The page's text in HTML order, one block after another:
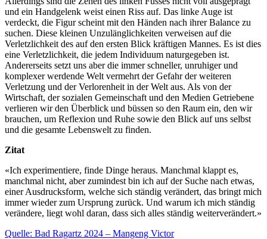
und ein Handgelenk weist einen Riss auf. Das linke Auge ist
verdeckt, die Figur scheint mit den Händen nach ihrer Balance zu
suchen. Diese kleinen Unzulänglichkeiten verweisen auf die
Verletzlichkeit des auf den ersten Blick kräftigen Mannes. Es ist dies
eine Verletzlichkeit, die jedem Individuum naturgegeben ist.
Andererseits setzt uns aber die immer schneller, unruhiger und
komplexer werdende Welt vermehrt der Gefahr der weiteren
Verletzung und der Verlorenheit in der Welt aus. Als von der
Wirtschaft, der sozialen Gemeinschaft und den Medien Getriebene
verlieren wir den Überblick und büssen so den Raum ein, den wir
brauchen, um Reflexion und Ruhe sowie den Blick auf uns selbst
und die gesamte Lebenswelt zu finden.
Zitat
«Ich experimentiere, finde Dinge heraus. Manchmal klappt es,
manchmal nicht, aber zumindest bin ich auf der Suche nach etwas,
einer Ausdrucksform, welche sich ständig verändert, das bringt mich
immer wieder zum Ursprung zurück. Und warum ich mich ständig
verändere, liegt wohl daran, dass sich alles ständig weiterverändert.»
Quelle: Bad Ragartz 2024 – Mangeng Victor